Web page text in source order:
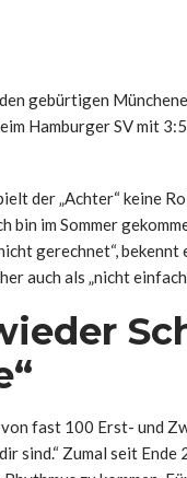
gebürtigen
Hamburger SV mit
der „Achter“ keine
bin im Sommer
gerechnet“, bekennt
auch als „nicht
fast 100 Erst- und
sind.“ Zumal seit